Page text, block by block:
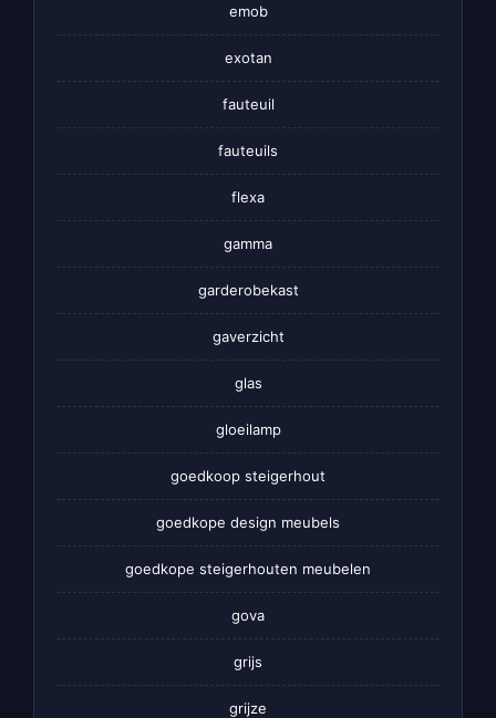
emob
exotan
fauteuil
fauteuils
flexa
gamma
garderobekast
gaverzicht
glas
gloeilamp
goedkoop steigerhout
goedkope design meubels
goedkope steigerhouten meubelen
gova
grijs
grijze